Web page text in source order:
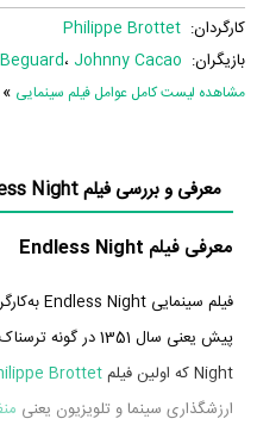
کارگردان: Philippe Brottet
بازیگران:
، Johnny Cacao
مشاهده لیست کامل عوامل فیلم سینمایی »
معرفی و بررسی فیلم Endless Night:
معرفی فیلم Endless Night
فیلم سینمایی Endless Night به‌کارگردانی
Night که اولین فیلم
Brottet
ارزشگذاری سینما و تلویزیون یعنی